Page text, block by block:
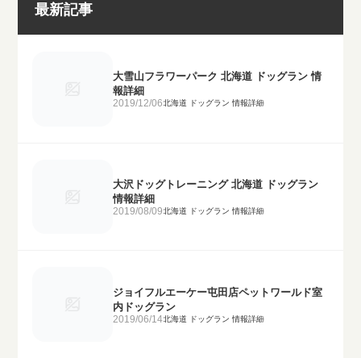
最新記事
大雪山フラワーパーク 北海道 ドッグラン 情
報詳細
2019/12/06北海道 ドッグラン 情報詳細
大沢ドッグトレーニング 北海道 ドッグラン
情報詳細
2019/08/09北海道 ドッグラン 情報詳細
ジョイフルエーケー屯田店ペットワールド室
内ドッグラン
2019/06/14北海道 ドッグラン 情報詳細